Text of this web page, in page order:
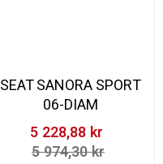
SEAT SANORA SPORT
06-DIAM
5 228,88 kr‎
5 974,30 kr‎